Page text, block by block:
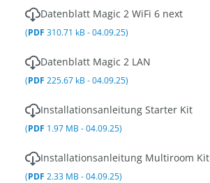
Datenblatt Magic 2 WiFi 6 next
(PDF 310.71 kB - 04.09.25)
Datenblatt Magic 2 LAN
(PDF 225.67 kB - 04.09.25)
Installationsanleitung Starter Kit
(PDF 1.97 MB - 04.09.25)
Installationsanleitung Multiroom Kit
(PDF 2.33 MB - 04.09.25)